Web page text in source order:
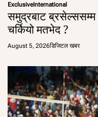
ExclusiveInternational
समुद्रबाट
चर्कियो मतभेद ?
August 5, 2026डिजिटल खबर